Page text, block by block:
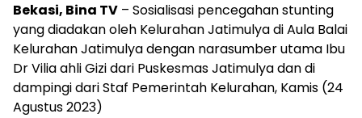
Bekasi, Bina TV – Sosialisasi pencegahan stunting
yang diadakan oleh Kelurahan Jatimulya di Aula Balai
Kelurahan Jatimulya dengan narasumber utama Ibu
Dr Vilia ahli Gizi dari Puskesmas Jatimulya dan di
dampingi dari Staf Pemerintah Kelurahan, Kamis (24
Agustus 2023)